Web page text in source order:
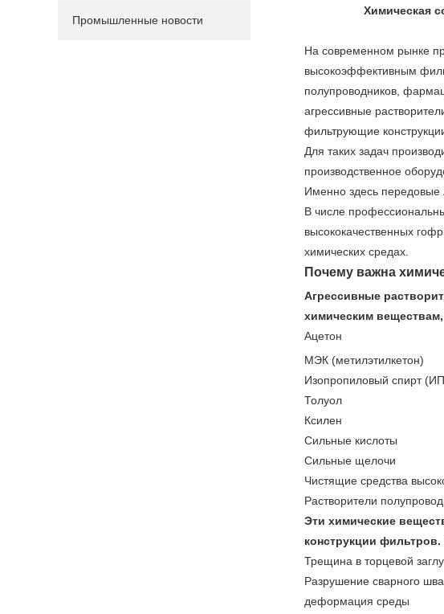
Промышленные новости
Химическая
На современном рынке
высокоэффективным
полупроводников,
агрессивные
фильтрующие
Для таких задач
производственное
Именно здесь передовые
В числе
высококачественных
химических средах.
Почему важна
Агрессивные
химическим
Ацетон
МЭК (метилэтилкетон)
Изопропиловый спирт
Толуол
Ксилен
Сильные кислоты
Сильные щелочи
Чистящие средства
Растворители
Эти химические
конструкции
Трещина в торцевой
Разрушение сварного шва
деформация среды